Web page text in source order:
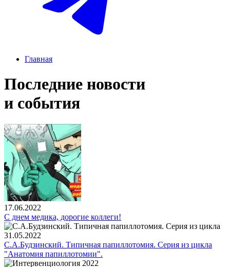
Главная
Последние новости
и события
17.06.2022
С днем медика, дорогие коллеги!
31.05.2022
С.А.Будзинский. Типичная папиллотомия. Серия из цикла
"Анатомия папиллотомии".